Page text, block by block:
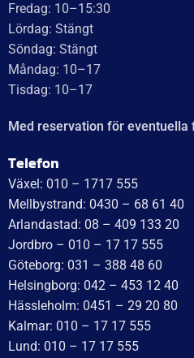
Fredag: 10–15:30
Lördag: Stängt
Söndag: Stängt
Måndag: 10–17
Tisdag: 10–17
Med reservation för
Telefon
Växel: 010 – 1717 555
Mellbystrand: 0430 – 68 61 40
Arlandastad: 08 – 409 133 20
Jordbro – 010 – 17 17 555
Göteborg: 031 – 388 48 60
Helsingborg: 042 – 453 12 40
Hässleholm: 0451 – 29 20 80
Kalmar: 010 – 17 17 555
Lund: 010 – 17 17 555